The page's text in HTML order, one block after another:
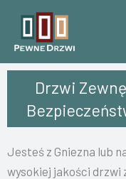
Przejdź
treści
Drzwi
Jesteś z Gniezna lub
wysokiej jakości drzwi